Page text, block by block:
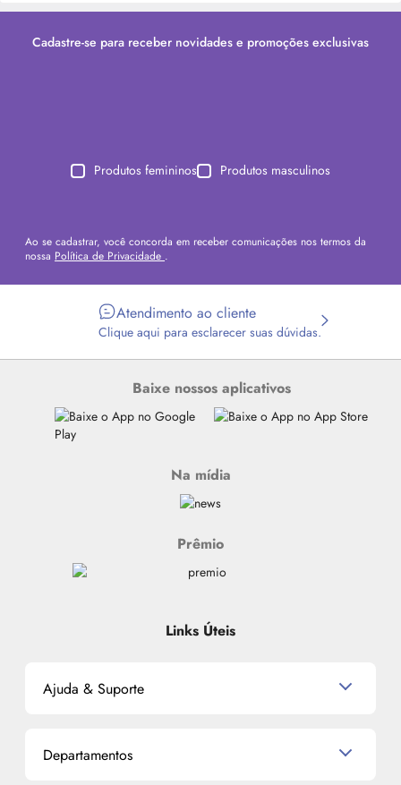
Cadastre-se para receber novidades e promoções exclusivas
Produtos femininos Produtos masculinos
Ao se cadastrar, você concorda em receber comunicações nos termos da
nossa Política de Privacidade .
Atendimento ao cliente
Clique aqui para esclarecer suas dúvidas.
Baixe nossos aplicativos
Na mídia
Prêmio
Links Úteis
Ajuda & Suporte
Política de Devolução
Departamentos